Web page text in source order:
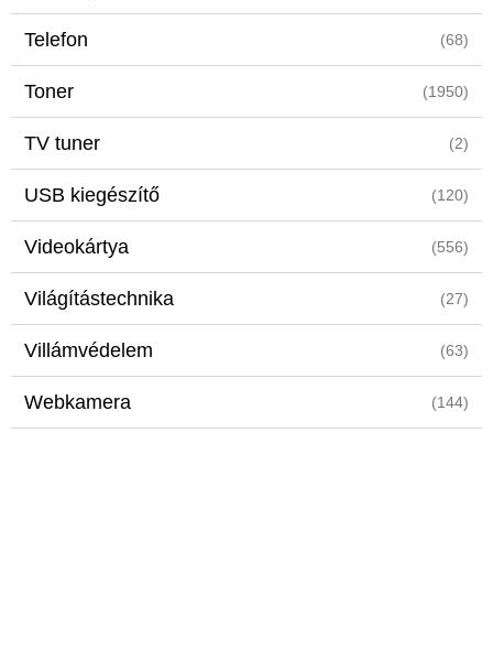
Telefon (68)
Toner (1950)
TV tuner (2)
USB kiegészítő (120)
Videokártya (556)
Világítástechnika (27)
Villámvédelem (63)
Webkamera (144)